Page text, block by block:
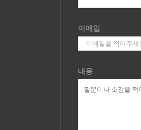
이메일
내용